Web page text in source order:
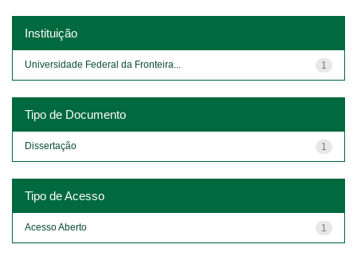
Instituição
1
Universidade Federal da Fronteira...
Tipo de Documento
1
Dissertação
Tipo de Acesso
1
Acesso Aberto